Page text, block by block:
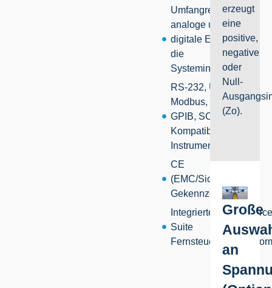
Umfangreiche
analoge und
digitale E/A
für
die
Systemintegration
RS-232, USB,
Modbus, TCP,
GPIB, SCPI-
Kompatibilität; IVI-
Instrumententreiber
CE
(EMC/Sicherheit)
Gekennzeichnet
Integrierte SmartSource
Suite
erzeugt
eine
positive,
negative
oder
Null-
(Zo).
Große
an